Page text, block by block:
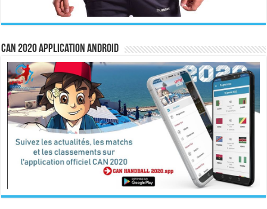
CAN 2020 Application Android